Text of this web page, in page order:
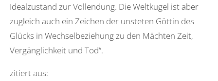
Idealzustand zur Vollendung. Die Weltkugel ist aber
zugleich auch ein Zeichen der unsteten Göttin des
Glücks in Wechselbeziehung zu den Mächten Zeit,
Vergänglichkeit und Tod“.
zitiert aus: